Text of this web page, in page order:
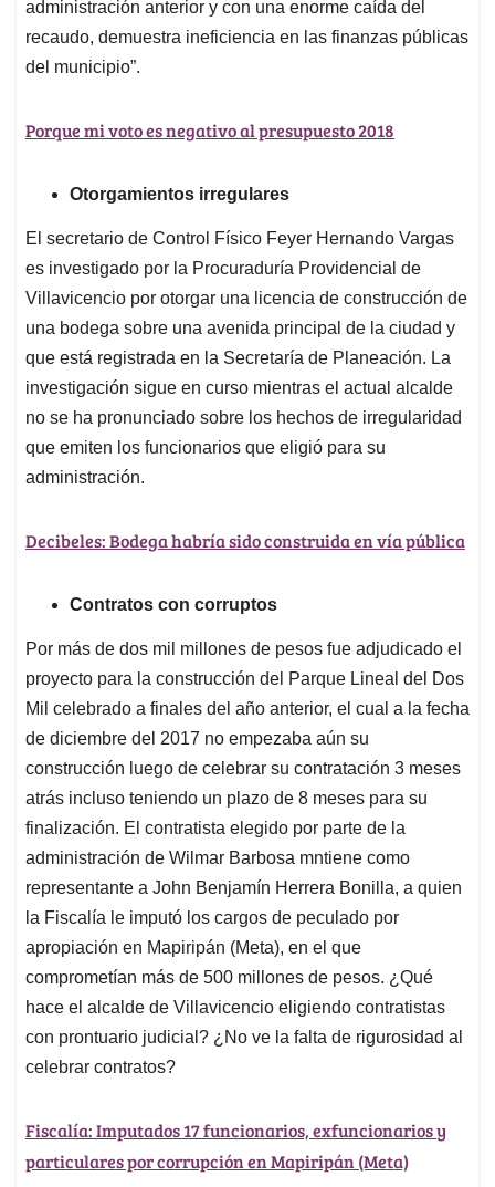
administración anterior y con una enorme caída del
recaudo, demuestra ineficiencia en las finanzas públicas
del municipio”.
Porque mi voto es negativo al presupuesto 2018
Otorgamientos irregulares
El secretario de Control Físico Feyer Hernando Vargas
es investigado por la Procuraduría Providencial de
Villavicencio por otorgar una licencia de construcción de
una bodega sobre una avenida principal de la ciudad y
que está registrada en la Secretaría de Planeación. La
investigación sigue en curso mientras el actual alcalde
no se ha pronunciado sobre los hechos de irregularidad
que emiten los funcionarios que eligió para su
administración.
Decibeles: Bodega habría sido construida en vía pública
Contratos con corruptos
Por más de dos mil millones de pesos fue adjudicado el
proyecto para la construcción del Parque Lineal del Dos
Mil celebrado a finales del año anterior, el cual a la fecha
de diciembre del 2017 no empezaba aún su
construcción luego de celebrar su contratación 3 meses
atrás incluso teniendo un plazo de 8 meses para su
finalización. El contratista elegido por parte de la
administración de Wilmar Barbosa mntiene como
representante a John Benjamín Herrera Bonilla, a quien
la Fiscalía le imputó los cargos de peculado por
apropiación en Mapiripán (Meta), en el que
comprometían más de 500 millones de pesos. ¿Qué
hace el alcalde de Villavicencio eligiendo contratistas
con prontuario judicial? ¿No ve la falta de rigurosidad al
celebrar contratos?
Fiscalía: Imputados 17 funcionarios, exfuncionarios y
particulares por corrupción en Mapiripán (Meta)